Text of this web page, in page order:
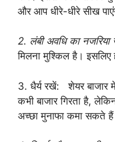
और आप धीरे-धीरे सीख
2. लंबी अवधि का नजरिया
मिलना मुश्किल है।
3. धैर्य रखें: शेयर बाजार
कभी बाजार गिरता है,
अच्छा मुनाफा कमा सकते